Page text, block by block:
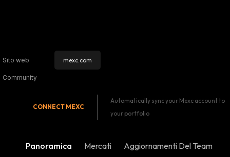
Sito web mexc.com
Community
CONNECT MEXC
Automatically sync your Mexc account to
your portfolio
Panoramica Mercati Aggiornamenti Del Team